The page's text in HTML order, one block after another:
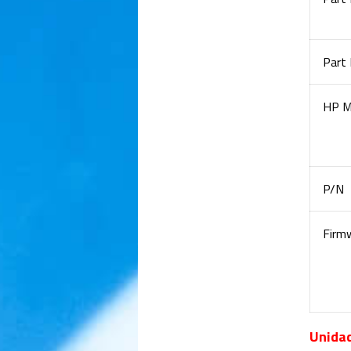
Part
HP
P/N